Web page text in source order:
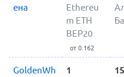
ена
Ethereu
m ETH
BEP20
от 0.162
GoldenWh
1